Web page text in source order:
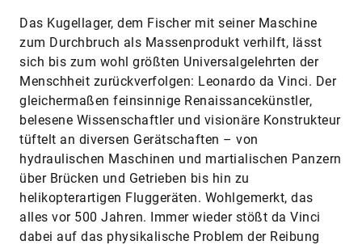
Das Kugellager, dem Fischer mit seiner Maschine
zum Durchbruch als Massenprodukt verhilft, lässt
sich bis zum wohl größten Universalgelehrten der
Menschheit zurückverfolgen: Leonardo da Vinci. Der
gleichermaßen feinsinnige Renaissancekünstler,
belesene Wissenschaftler und visionäre Konstrukteur
tüftelt an diversen Gerätschaften – von
hydraulischen Maschinen und martialischen Panzern
über Brücken und Getrieben bis hin zu
helikopterartigen Fluggeräten. Wohlgemerkt, das
alles vor 500 Jahren. Immer wieder stößt da Vinci
dabei auf das physikalische Problem der Reibung